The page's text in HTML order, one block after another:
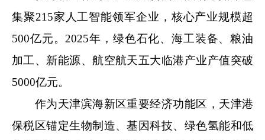
集聚215家人工智能领军企业，核心产业规模超
500亿元。2025年，绿色石化、海工装备、粮油
加工、新能源、航空航天五大临港产业产值突破
5000亿元。
作为天津滨海新区重要经济功能区，天津港
保税区锚定生物制造、基因科技、绿色氢能和低